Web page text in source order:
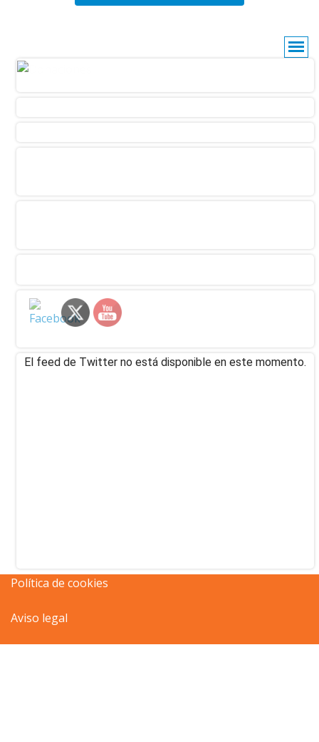
El feed de Twitter no está disponible en este momento.
Política de cookies
Aviso legal